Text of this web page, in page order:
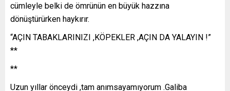
cümleyle belki de ömrünün en büyük hazzına
dönüştürürken haykırır.
“AÇIN TABAKLARINIZI ,KÖPEKLER ,AÇIN DA YALAYIN !”
**
**
Uzun yıllar önceydi ,tam anımsayamıyorum .Galiba